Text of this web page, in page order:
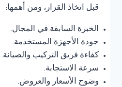
قبل اتخاذ القرار، ومن أهمها:
الخبرة السابقة في المجال.
جودة الأجهزة المستخدمة.
كفاءة فريق التركيب والصيانة.
سرعة الاستجابة.
وضوح الأسعار والعروض.